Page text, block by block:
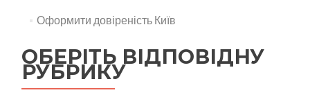
Оформити довіреність Київ
ОБЕРІТЬ ВІДПОВІДНУ
РУБРИКУ